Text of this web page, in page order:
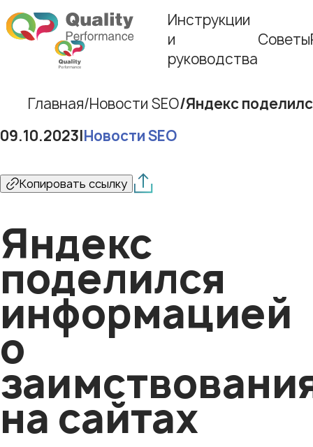
Инструкции
и
руководства
Советы
Главная Новости SEO Яндекс
09.10.2023|Новости SEO
Копировать ссылку
Яндекс
поделился
информацией
о
на сайтах